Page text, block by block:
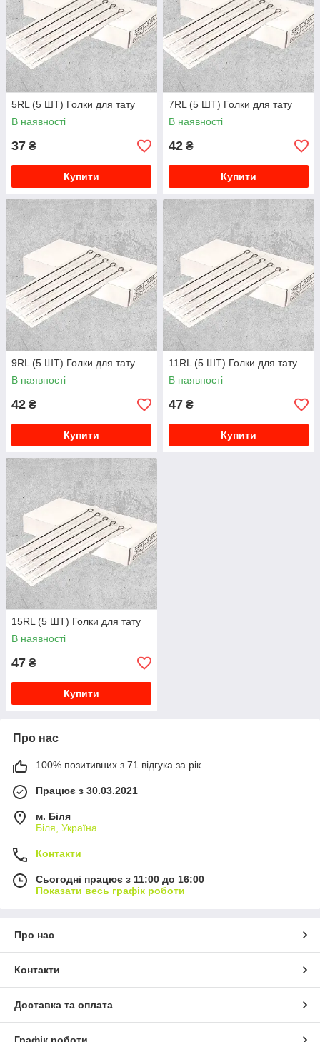
5RL (5 ШТ) Голки для тату
В наявності
37 ₴
Купити
7RL (5 ШТ) Голки для тату
В наявності
42 ₴
Купити
9RL (5 ШТ) Голки для тату
В наявності
42 ₴
Купити
11RL (5 ШТ) Голки для тату
В наявності
47 ₴
Купити
15RL (5 ШТ) Голки для тату
В наявності
47 ₴
Купити
Про нас
100% позитивних з 71 відгука за рік
Працює з 30.03.2021
м. Біля
Біля, Україна
Контакти
Сьогодні працює з 11:00 до 16:00
Показати весь графік роботи
Про нас
Контакти
Доставка та оплата